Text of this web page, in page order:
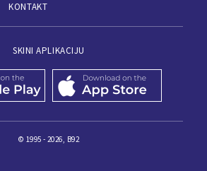
KONTAKT
SKINI APLIKACIJU
© 1995 - 2026, B92